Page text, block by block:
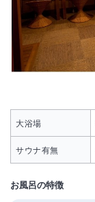
大浴場
サウナ有無
お風呂の特徴